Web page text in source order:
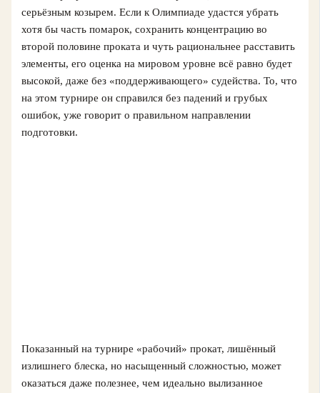
серьёзным козырем. Если к Олимпиаде удастся убрать
хотя бы часть помарок, сохранить концентрацию во
второй половине проката и чуть рациональнее расставить
элементы, его оценка на мировом уровне всё равно будет
высокой, даже без «поддерживающего» судейства. То, что
на этом турнире он справился без падений и грубых
ошибок, уже говорит о правильном направлении
подготовки.
Показанный на турнире «рабочий» прокат, лишённый
излишнего блеска, но насыщенный сложностью, может
оказаться даже полезнее, чем идеально вылизанное